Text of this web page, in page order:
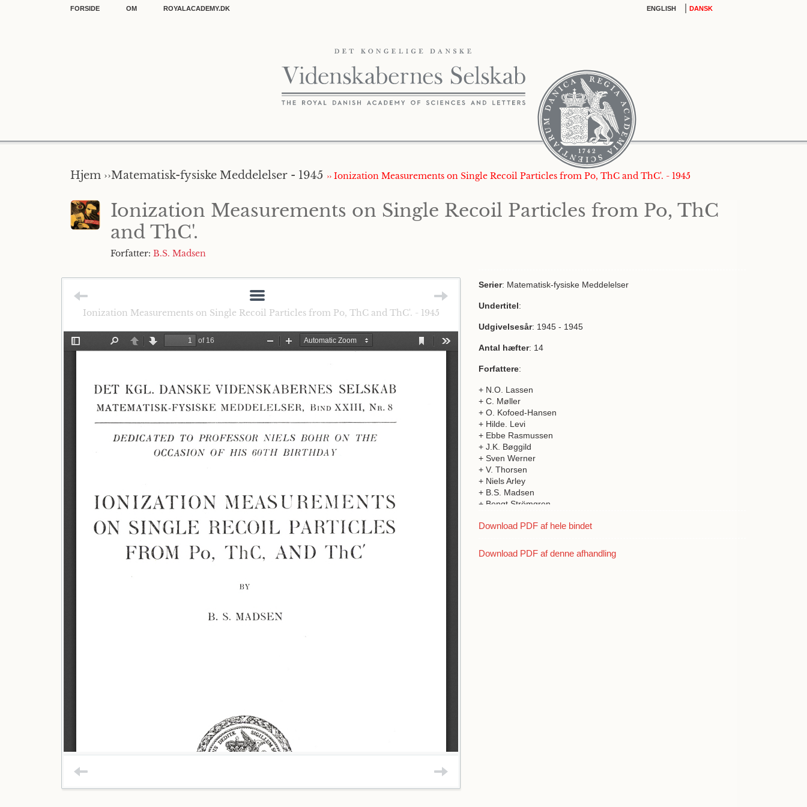
FORSIDE OM ROYALACADEMY.DK ENGLISH DANSK
Hjem ››Matematisk-fysiske Meddelelser - 1945 ›› Ionization Measurements on Single Recoil Particles from Po, ThC and ThC'. - 1945
Ionization Measurements on Single Recoil Particles from Po, ThC
and ThC'.
Forfatter: B.S. Madsen
Ionization Measurements on Single Recoil Particles from Po, ThC and ThC'. - 1945
Serier: Matematisk-fysiske Meddelelser
Undertitel:
Udgivelsesår: 1945 - 1945
Antal hæfter: 14
Forfattere:
+ N.O. Lassen
+ C. Møller
+ O. Kofoed-Hansen
+ Hilde. Levi
+ Ebbe Rasmussen
+ J.K. Bøggild
+ Sven Werner
+ V. Thorsen
+ Niels Arley
+ B.S. Madsen
+ Bengt Strömgren
+ J.C. Jacobsen
+ Harald Wergeland
Download PDF af hele bindet
Download PDF af denne afhandling